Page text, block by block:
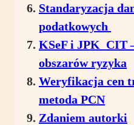
Standaryzacja
podatkowych
KSeF i JPK_CIT
obszarów ryzyka
Weryfikacja cen
metoda PCN
Zdaniem autorki